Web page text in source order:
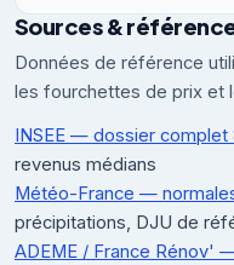
Sources &
Données de référence
les fourchettes de prix et
INSEE — dossier complet
revenus médians
Météo-France —
précipitations, DJU de
ADEME / France Rénov'